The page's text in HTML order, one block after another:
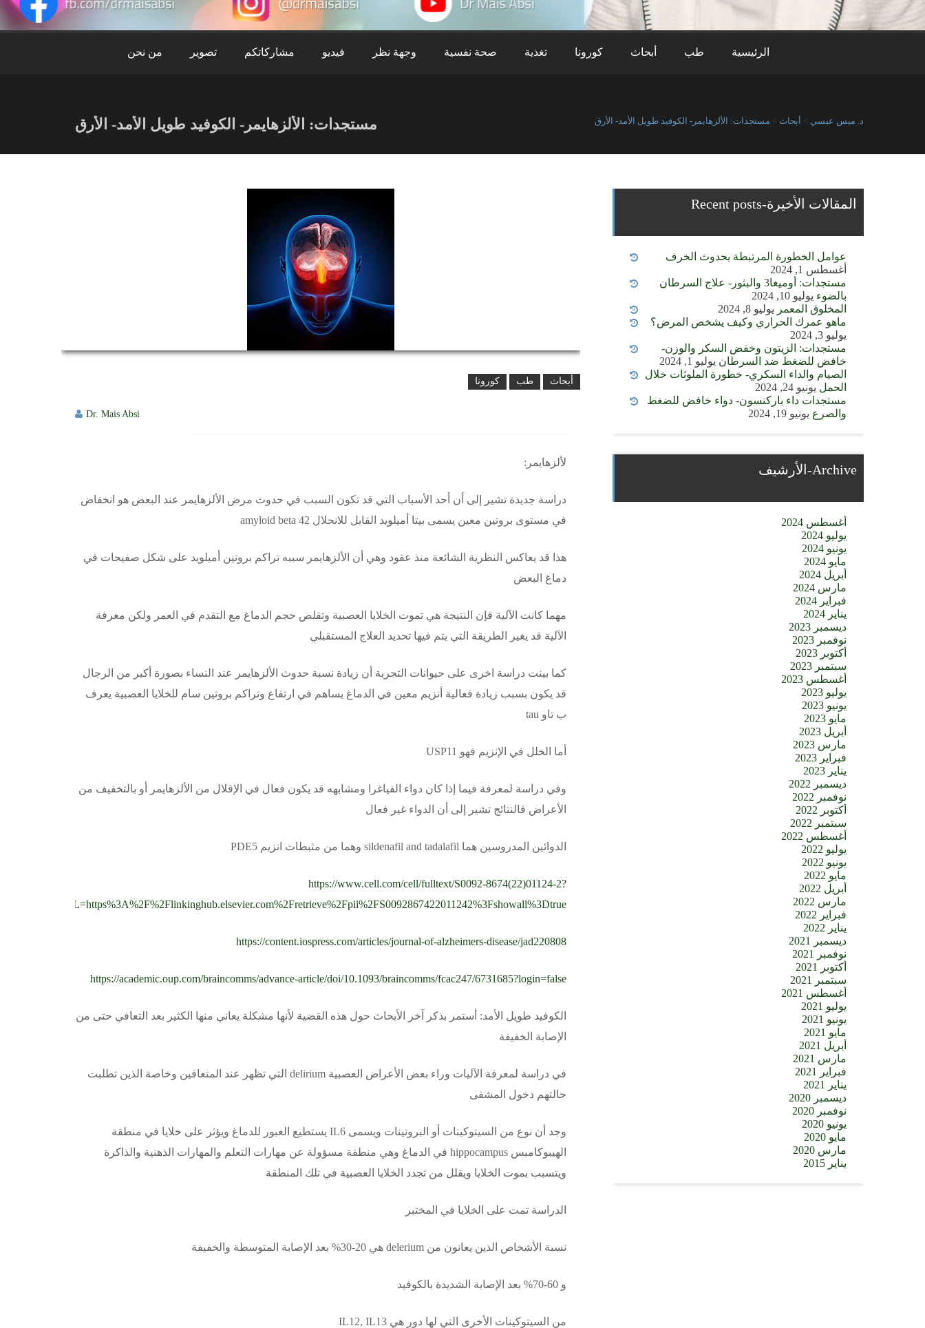
الرئيسية طب أبحاث كورونا تغذية صحة نفسية وجهة نظر فيديو مشاركاتكم تصوير من نحن
مستجدات: الألزهايمر- الكوفيد طويل الأمد- الأرق د. ميس عبسي > أبحاث > مستجدات: الألزهايمر- الكوفيد طويل الأمد- الأرق
أبحاث طب كورونا
Dr. Mais Absi
لألزهايمر:
دراسة جديدة تشير إلى أن أحد الأسباب التي قد تكون السبب في حدوث مرض الألزهايمر عند البعض هو انخفاض
في مستوى بروتين معين يسمى بيتا أميلويد القابل للانحلال amyloid beta 42
هذا قد يعاكس النظرية الشائعة منذ عقود وهي أن الألزهايمر سببه تراكم بروتين أميلويد على شكل صفيحات في
دماغ البعض
مهما كانت الآلية فإن النتيجة هي تموت الخلايا العصبية وتقلص حجم الدماغ مع التقدم في العمر ولكن معرفة
الآلية قد يغير الطريقة التي يتم فيها تحديد العلاج المستقبلي
كما بينت دراسة اخرى على حيوانات التجربة أن زيادة نسبة حدوث الألزهايمر عند النساء بصورة أكبر من الرجال
قد يكون بسبب زيادة فعالية أنزيم معين في الدماغ يساهم في ارتفاع وتراكم بروتين سام للخلايا العصبية يعرف
ب تاو tau
أما الخلل في الإنزيم فهو USP11
وفي دراسة لمعرفة فيما إذا كان دواء الفياغرا ومشابهه قد يكون فعال في الإقلال من الألزهايمر أو بالتخفيف من
الأعراض فالنتائج تشير إلى أن الدواء غير فعال
الدوائين المدروسين هما sildenafil and tadalafil وهما من مثبطات انزيم PDE5
https://www.cell.com/cell/fulltext/S0092-8674(22)01124-2?
_returnURL=https%3A%2F%2Flinkinghub.elsevier.com%2Fretrieve%2Fpii%2FS0092867422011242%3Fshowall%3Dtrue
https://content.iospress.com/articles/journal-of-alzheimers-disease/jad220808
https://academic.oup.com/braincomms/advance-article/doi/10.1093/braincomms/fcac247/6731685?login=false
الكوفيد طويل الأمد: أستمر بذكر آخر الأبحاث حول هذه القضية لأنها مشكلة يعاني منها الكثير بعد التعافي حتى من
الإصابة الخفيفة
في دراسة لمعرفة الآليات وراء بعض الأعراض العصبية delirium التي تظهر عند المتعافين وخاصة الذين تطلبت
حالتهم دخول المشفى
وجد أن نوع من السيتوكينات أو البروتينات ويسمى IL6 يستطيع العبور للدماغ ويؤثر على خلايا في منطقة
الهيبوكامبس hippocampus في الدماغ وهي منطقة مسؤولة عن مهارات التعلم والمهارات الذهنية والذاكرة
ويتسبب بموت الخلايا ويقلل من تجدد الخلايا العصبية في تلك المنطقة
الدراسة تمت على الخلايا في المختبر
نسبة الأشخاص الذين يعانون من delerium هي 20-30% بعد الإصابة المتوسطة والخفيفة
و 60-70% بعد الإصابة الشديدة بالكوفيد
من السيتوكينات الأخرى التي لها دور هي IL12, IL13
المقالات الأخيرة-Recent posts
عوامل الخطورة المرتبطة بحدوث الخرف
أغسطس 1, 2024
مستجدات: أوميغا3 والبثور- علاج السرطان
بالضوء يوليو 10, 2024
المخلوق المعمر يوليو 8, 2024
ماهو عمرك الحراري وكيف يشخص المرض؟
يوليو 3, 2024
مستجدات: الزيتون وخفض السكر والوزن-
خافض للضغط ضد السرطان يوليو 1, 2024
الصيام والداء السكري- خطورة الملوثات خلال
الحمل يونيو 24, 2024
مستجدات داء باركنسون- دواء خافض للضغط
والصرع يونيو 19, 2024
Archive-الأرشيف
أغسطس 2024
يوليو 2024
يونيو 2024
مايو 2024
أبريل 2024
مارس 2024
فبراير 2024
يناير 2024
ديسمبر 2023
نوفمبر 2023
أكتوبر 2023
سبتمبر 2023
أغسطس 2023
يوليو 2023
يونيو 2023
مايو 2023
أبريل 2023
مارس 2023
فبراير 2023
يناير 2023
ديسمبر 2022
نوفمبر 2022
أكتوبر 2022
سبتمبر 2022
أغسطس 2022
يوليو 2022
يونيو 2022
مايو 2022
أبريل 2022
مارس 2022
فبراير 2022
يناير 2022
ديسمبر 2021
نوفمبر 2021
أكتوبر 2021
سبتمبر 2021
أغسطس 2021
يوليو 2021
يونيو 2021
مايو 2021
أبريل 2021
مارس 2021
فبراير 2021
يناير 2021
ديسمبر 2020
نوفمبر 2020
يونيو 2020
مايو 2020
مارس 2020
يناير 2015